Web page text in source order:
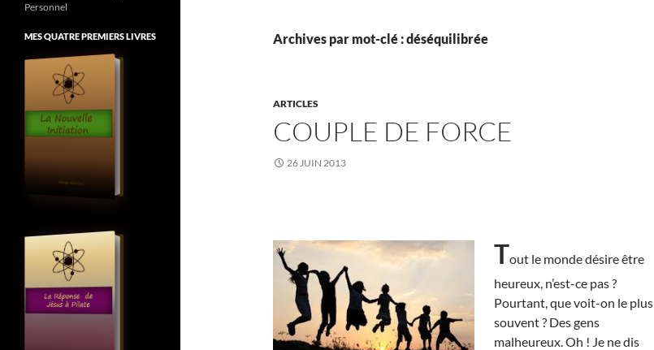
Archives par mot-clé : déséquilibrée
ARTICLES
COUPLE DE FORCE
26 JUIN 2013
Tout le monde désire être
heureux, n’est-ce pas ?
Pourtant, que voit-on le plus
souvent ? Des gens
malheureux. Oh ! Je ne dis
Personnel
MES QUATRE PREMIERS LIVRES